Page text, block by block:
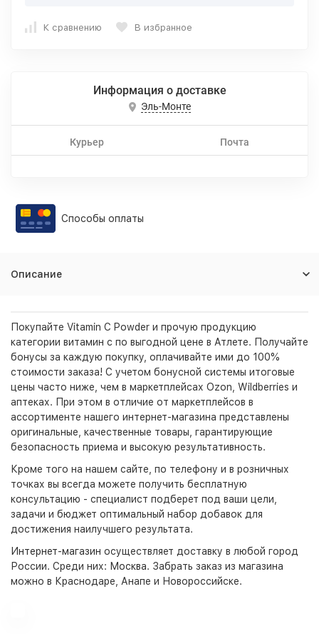
К сравнению В избранное
Информация о доставке
Эль-Монте
Курьер Почта
Способы оплаты
Описание
Покупайте Vitamin C Powder и прочую продукцию
категории витамин c по выгодной цене в Атлете. Получайте
бонусы за каждую покупку, оплачивайте ими до 100%
стоимости заказа! С учетом бонусной системы итоговые
цены часто ниже, чем в маркетплейсах Ozon, Wildberries и
аптеках. При этом в отличие от маркетплейсов в
ассортименте нашего интернет-магазина представлены
оригинальные, качественные товары, гарантирующие
безопасность приема и высокую результативность.
Кроме того на нашем сайте, по телефону и в розничных
точках вы всегда можете получить бесплатную
консультацию - специалист подберет под ваши цели,
задачи и бюджет оптимальный набор добавок для
достижения наилучшего результата.
Интернет-магазин осуществляет доставку в любой город
России. Среди них: Москва. Забрать заказ из магазина
можно в Краснодаре, Анапе и Новороссийске.